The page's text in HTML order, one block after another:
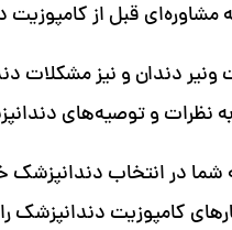
مشاوره‌ای قبل از
ونیر دندان و نیز
به نظرات و توصیه‌های
شما در انتخاب
کامپوزیت دندانپزشک